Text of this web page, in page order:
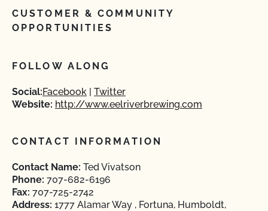
CUSTOMER & COMMUNITY
OPPORTUNITIES
FOLLOW ALONG
Social:Facebook
Twitter
Website: http://www.eelriverbrewing.com
CONTACT INFORMATION
Contact Name: Ted Vivatson
Phone: 707-682-6196
Fax: 707-725-2742
Address: 1777 Alamar Way , Fortuna, Humboldt,